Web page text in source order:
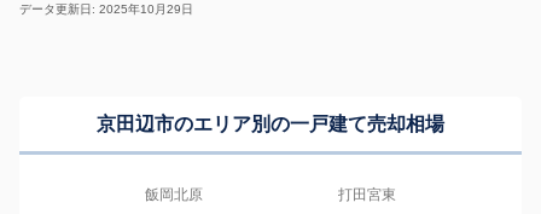
データ更新日: 2025年10月29日
京田辺市のエリア別の一戸建て売却相場
飯岡北原 打田宮東